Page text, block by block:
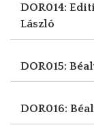
DOR014:
László
DOR015:
DOR016: